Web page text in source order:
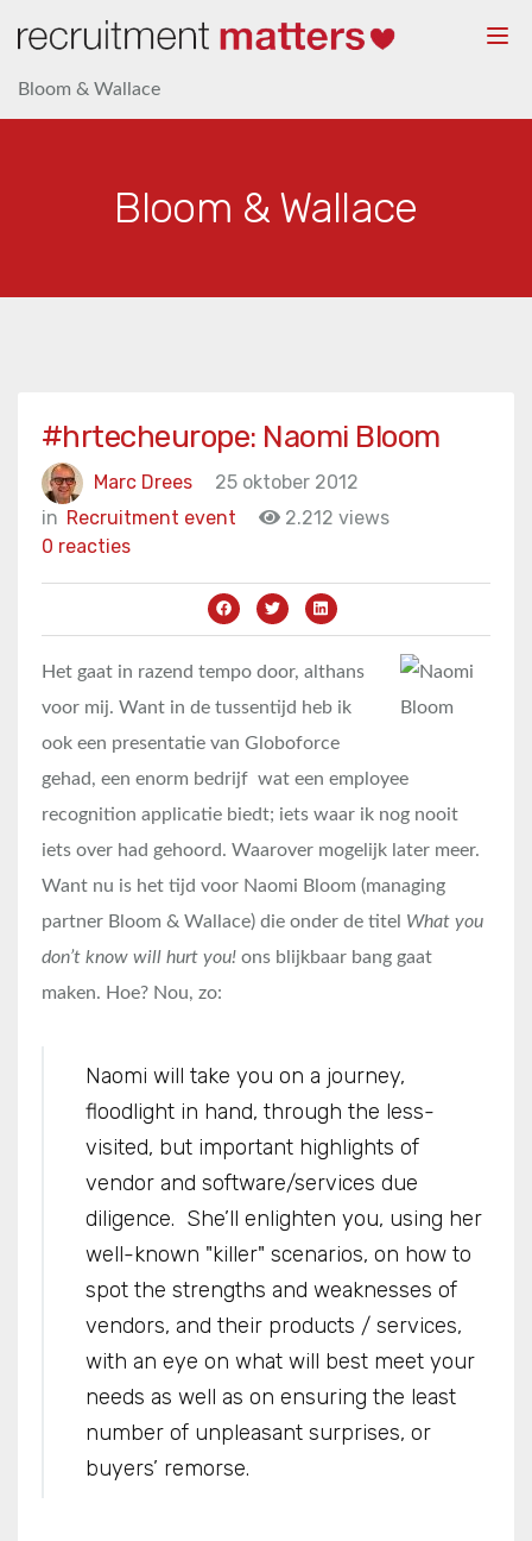
Bloom & Wallace
Bloom & Wallace
#hrtecheurope: Naomi Bloom
Marc Drees
25 oktober 2012
in Recruitment event
2.212 views
0 reacties
Het gaat in razend tempo door, althans
voor mij. Want in de tussentijd heb ik
ook een presentatie van Globoforce
gehad, een enorm bedrijf wat een employee
recognition applicatie biedt; iets waar ik nog nooit
iets over had gehoord. Waarover mogelijk later meer.
Want nu is het tijd voor Naomi Bloom (managing
partner Bloom & Wallace) die onder de titel What you
don’t know will hurt you! ons blijkbaar bang gaat
maken. Hoe? Nou, zo:
Naomi will take you on a journey,
floodlight in hand, through the less-
visited, but important highlights of
vendor and software/services due
diligence. She’ll enlighten you, using her
well-known "killer" scenarios, on how to
spot the strengths and weaknesses of
vendors, and their products / services,
with an eye on what will best meet your
needs as well as on ensuring the least
number of unpleasant surprises, or
buyers’ remorse.